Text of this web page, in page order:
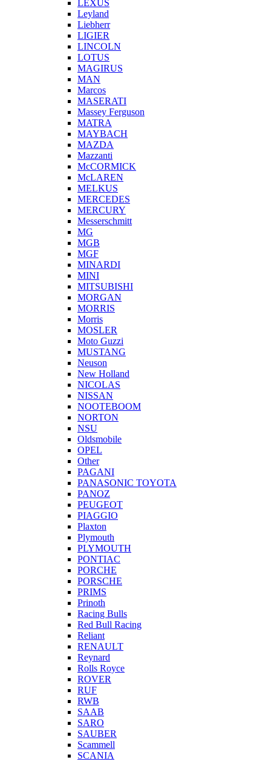
LEXUS
Leyland
Liebherr
LIGIER
LINCOLN
LOTUS
MAGIRUS
MAN
Marcos
MASERATI
Massey Ferguson
MATRA
MAYBACH
MAZDA
Mazzanti
McCORMICK
McLAREN
MELKUS
MERCEDES
MERCURY
Messerschmitt
MG
MGB
MGF
MINARDI
MINI
MITSUBISHI
MORGAN
MORRIS
Morris
MOSLER
Moto Guzzi
MUSTANG
Neuson
New Holland
NICOLAS
NISSAN
NOOTEBOOM
NORTON
NSU
Oldsmobile
OPEL
Other
PAGANI
PANASONIC TOYOTA
PANOZ
PEUGEOT
PIAGGIO
Plaxton
Plymouth
PLYMOUTH
PONTIAC
PORCHE
PORSCHE
PRIMS
Prinoth
Racing Bulls
Red Bull Racing
Reliant
RENAULT
Reynard
Rolls Royce
ROVER
RUF
RWB
SAAB
SARO
SAUBER
Scammell
SCANIA